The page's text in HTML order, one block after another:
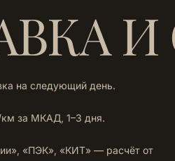
на следующий день.
за МКАД, 1–3 дня.
«ПЭК», «КИТ» — расчёт от